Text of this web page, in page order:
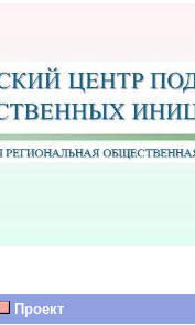
Проект